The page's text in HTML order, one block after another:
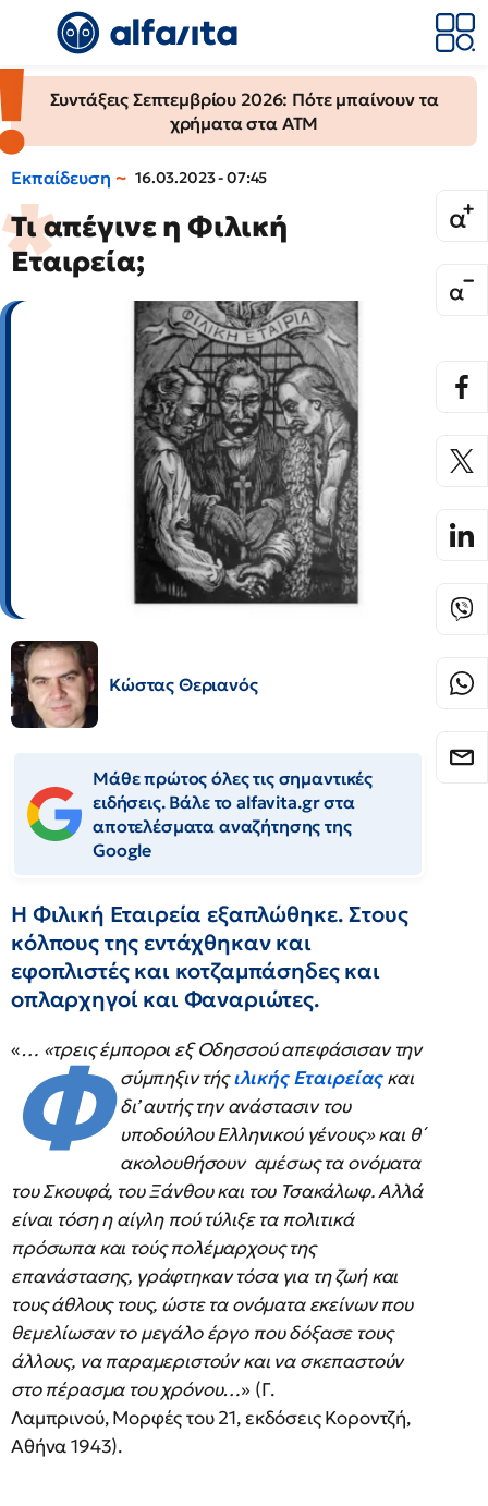
Συντάξεις Σεπτεμβρίου 2026: Πότε μπαίνουν τα
χρήματα στα ΑΤΜ
Εκπαίδευση 16.03.2023 - 07:45
Τι απέγινε η Φιλική
Εταιρεία;
Κώστας Θεριανός
Μάθε πρώτος όλες τις σημαντικές
ειδήσεις. Βάλε το alfavita.gr στα
αποτελέσματα αναζήτησης της
Google
Η Φιλική Εταιρεία εξαπλώθηκε. Στους
κόλπους της εντάχθηκαν και
εφοπλιστές και κοτζαμπάσηδες και
οπλαρχηγοί και Φαναριώτες.
«… «τρεις έμποροι εξ Οδησσού απεφάσισαν την
σύμπηξιν τής
Φ ιλικής Εταιρείαςκαι
δι’ αυτής την ανάστασιν του
υποδούλου Ελληνικού γένους» και θ΄
ακολουθήσουν αμέσως τα ονόματα
του Σκουφά, του Ξάνθου και του Τσακάλωφ. Αλλά
είναι τόση η αίγλη πού τύλιξε τα πολιτικά
πρόσωπα και τούς πολέμαρχους της
επανάστασης, γράφτηκαν τόσα για τη ζωή και
τους άθλους τους, ώστε τα ονόματα εκείνων που
θεμελίωσαν το μεγάλο έργο που δόξασε τους
άλλους, να παραμεριστούν και να σκεπαστούν
στο πέρασμα του χρόνου…» (Γ.
Λαμπρινού, Μορφές του 21, εκδόσεις Κοροντζή,
Αθήνα 1943).